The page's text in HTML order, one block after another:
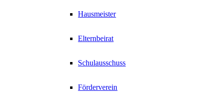
Hausmeister
Elternbeirat
Schulausschuss
Förderverein